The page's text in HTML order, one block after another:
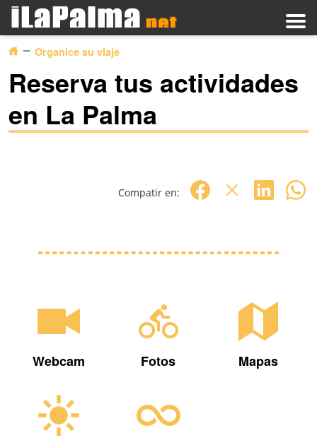
Organice su viaje
Reserva tus actividades
en La Palma
Compatir en:
Webcam Fotos Mapas